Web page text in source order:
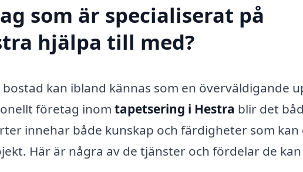
som är specialiserat på
hjälpa till med?
kan ibland kännas som en överväldigande
företag inom tapetsering i Hestra blir det
innehar både kunskap och färdigheter som kan
Här är några av de tjänster och fördelar de